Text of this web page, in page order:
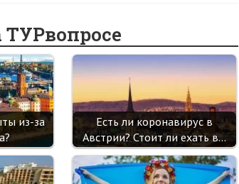
o
k
kl
as
sn
ik
i
n t m
ТУРвопросе
из-за
Есть ли коронавирус в
Австрии? Стоит ли ехать в…